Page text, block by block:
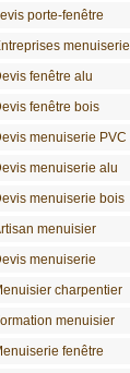
porte-fenêtre
menuiserie
fenêtre alu
fenêtre bois
menuiserie PVC
menuiserie alu
menuiserie bois
menuisier
menuiserie
charpentier
menuisier
fenêtre